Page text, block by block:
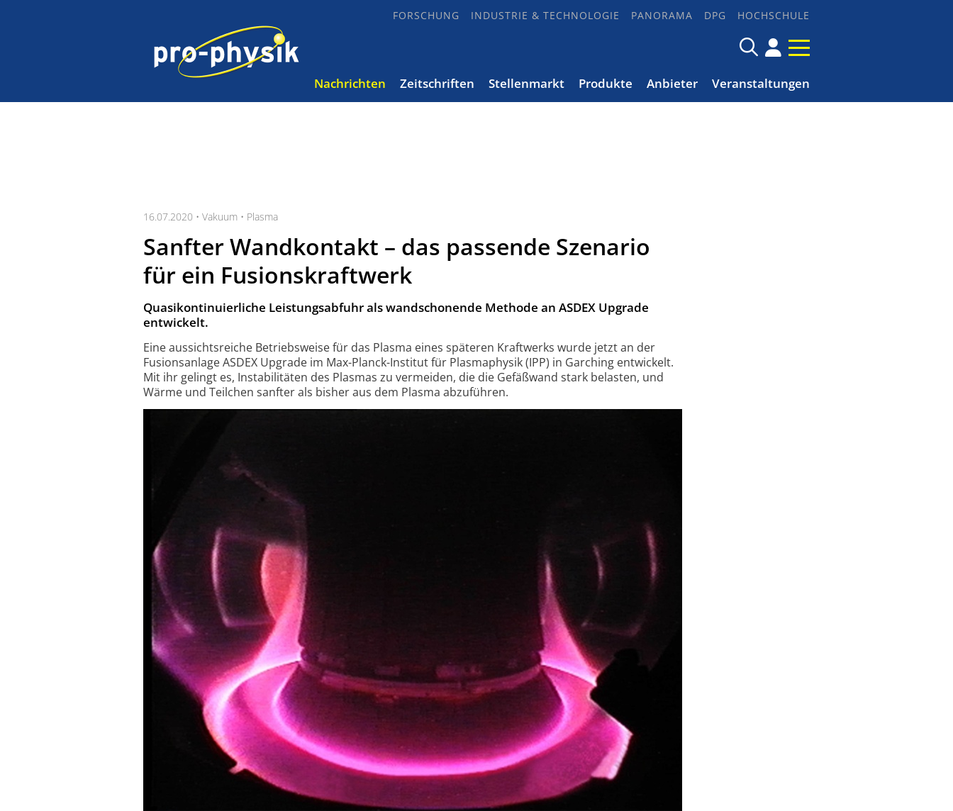
FORSCHUNG INDUSTRIE & TECHNOLOGIE PANORAMA DPG HOCHSCHULE
Nachrichten Zeitschriften Stellenmarkt Produkte Anbieter Veranstaltungen
16.07.2020 • Vakuum • Plasma
Sanfter Wandkontakt – das passende Szenario
für ein Fusionskraftwerk
Quasikontinuierliche Leistungsabfuhr als wandschonende Methode an ASDEX Upgrade
entwickelt.
Eine aus­sichts­reiche Be­triebs­weise für das Plasma ei­nes späte­ren Kraft­werks wurde jetzt an der
Fusi­ons­an­lage AS­DEX Up­grade im Max-Planck-Insti­tut für Plas­maphysik (IPP) in Gar­ching entwi­ckelt.
Mit ihr ge­lingt es, In­stabi­litäten des Plas­mas zu ver­mei­den, die die Ge­fäß­wand stark belas­ten, und
Wärme und Teil­chen sanf­ter als bisher aus dem Plasma ab­zufüh­ren.